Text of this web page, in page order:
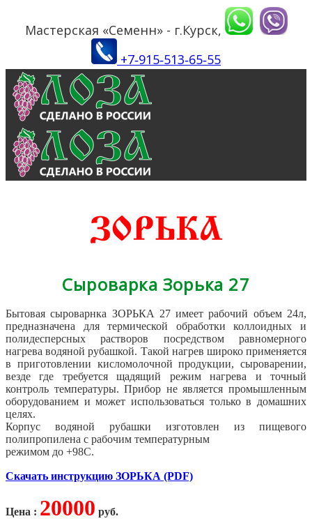
Мастерская «Семенн» - г.Курск,
+7‑915‑513‑65‑55
Сыроварка Зорька 27
Бытовая сыроварнка ЗОРЬКА 27 имеет рабочий объем 24л,
предназначена для термической обработки коллоидных и
полидесперсных растворов посредством равномерного
нагрева водяной рубашкой. Такой нагрев широко применяется
в приготовлении кисломолочной продукции, сыроварении,
везде где требуется щадящий режим нагрева и точный
контроль температуры. Прибор не является промышленным
оборудованием и может использоваться только в домашних
целях.
Корпус водяной рубашки изготовлен из пищевого
полипропилена с рабочим температурным
режимом до +98С.
Скачать инструкцию ЗОРЬКА (PDF)
Цена : 20000 руб.